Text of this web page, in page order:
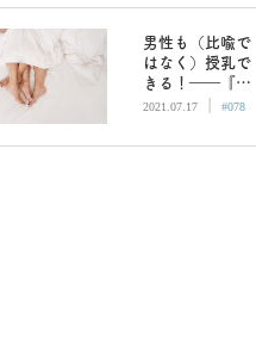
男性も（比喩で
はなく）授乳で
きる！――『人
間の性はなぜ奇
か』から見えて
2021.07.17 | #078